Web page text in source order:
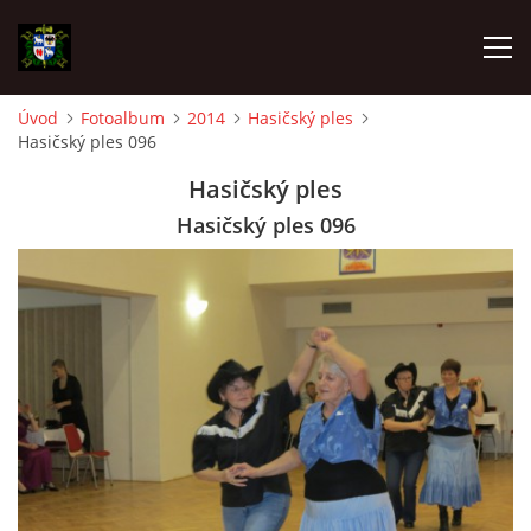
ÚVOD
AKCE
VÝBOR SDH A REVIZOR SDH
SPORTOVNÍ DRUŽSTVA
Z HISTORIE SBORU
Úvod Fotoalbum 2014
Hasičský ples
Hasičský ples 096
Hasičský ples
Hasičský ples 096